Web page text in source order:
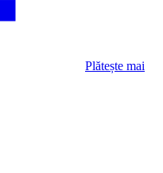
Plătește mai